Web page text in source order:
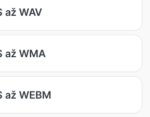
až WAV
až WMA
až WEBM